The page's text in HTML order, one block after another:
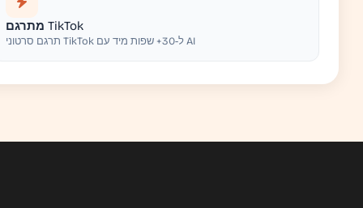
מתרגם TikTok
תרגם סרטוני TikTok ל-30+ שפות מיד עם AI